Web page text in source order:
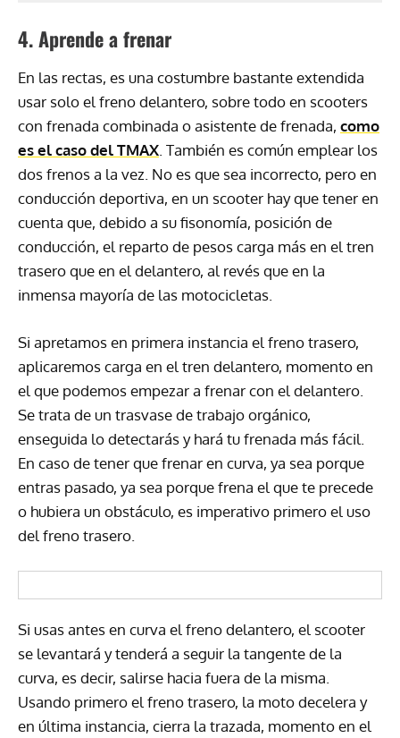
4. Aprende a frenar
En las rectas, es una costumbre bastante extendida
usar solo el freno delantero, sobre todo en scooters
con frenada combinada o asistente de frenada, como
es el caso del TMAX. También es común emplear los
dos frenos a la vez. No es que sea incorrecto, pero en
conducción deportiva, en un scooter hay que tener en
cuenta que, debido a su fisonomía, posición de
conducción, el reparto de pesos carga más en el tren
trasero que en el delantero, al revés que en la
inmensa mayoría de las motocicletas.
Si apretamos en primera instancia el freno trasero,
aplicaremos carga en el tren delantero, momento en
el que podemos empezar a frenar con el delantero.
Se trata de un trasvase de trabajo orgánico,
enseguida lo detectarás y hará tu frenada más fácil.
En caso de tener que frenar en curva, ya sea porque
entras pasado, ya sea porque frena el que te precede
o hubiera un obstáculo, es imperativo primero el uso
del freno trasero.
Si usas antes en curva el freno delantero, el scooter
se levantará y tenderá a seguir la tangente de la
curva, es decir, salirse hacia fuera de la misma.
Usando primero el freno trasero, la moto decelera y
en última instancia, cierra la trazada, momento en el